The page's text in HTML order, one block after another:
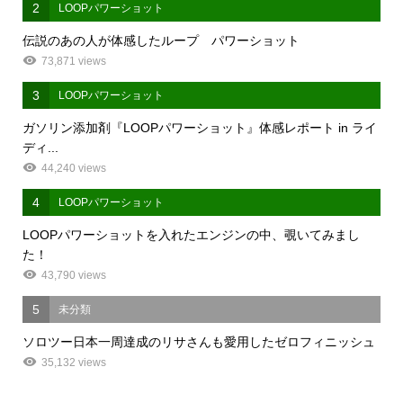
2 LOOPパワーショット
伝説のあの人が体感したループ パワーショット
73,871 views
3 LOOPパワーショット
ガソリン添加剤『LOOPパワーショット』体感レポート in ライ
ディ...
44,240 views
4 LOOPパワーショット
LOOPパワーショットを入れたエンジンの中、覗いてみまし
た！
43,790 views
5 未分類
ソロツー日本一周達成のリサさんも愛用したゼロフィニッシュ
35,132 views